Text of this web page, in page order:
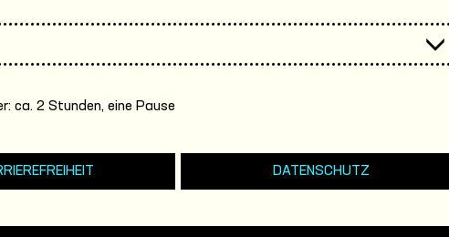
ca. 2 Stunden, eine Pause
DATENSCHUTZ